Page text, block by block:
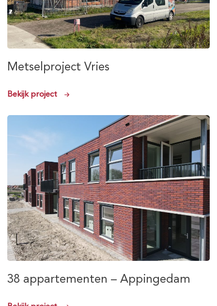
Metselproject Vries
Bekijk project
38 appartementen – Appingedam